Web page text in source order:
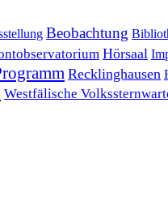
Beobachtung
Hörsaal
Recklinghausen
Westfälische